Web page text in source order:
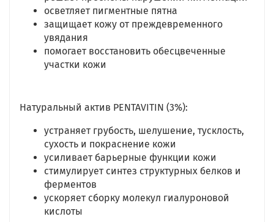
осветляет пигментные пятна
защищает кожу от преждевременного
увядания
помогает восстановить обесцвеченные
участки кожи
Натуральный актив PENTAVITIN (3%):
устраняет грубость, шелушение, тусклость,
сухость и покраснение кожи
усиливает барьерные функции кожи
стимулирует синтез структурных белков и
ферментов
ускоряет сборку молекул гиалуроновой
кислоты